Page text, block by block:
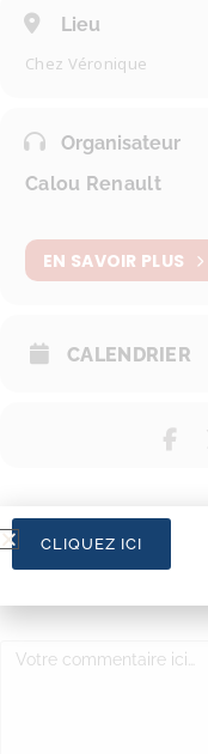
Lieu
Chez Véronique
Organisateur
Calou Renault
EN SAVOIR PLUS
CALENDRIER
CLIQUEZ ICI